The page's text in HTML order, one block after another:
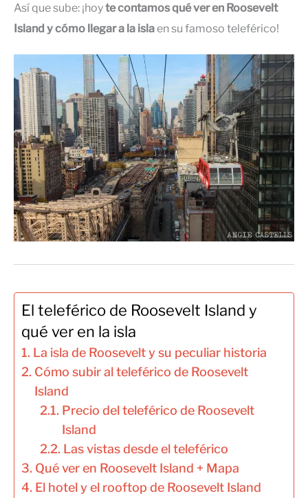
Así que sube: ¡hoyte contamos qué ver en Roosevelt
Island y cómo llegar a la islaen su famoso teleférico!
El teleférico de Roosevelt Island y
qué ver en la isla
La isla de Roosevelt y su peculiar historia
Cómo subir al teleférico de Roosevelt
Island
Precio del teleférico de Roosevelt
Island
Las vistas desde el teleférico
Qué ver en Roosevelt Island + Mapa
El hotel y el rooftop de Roosevelt Island